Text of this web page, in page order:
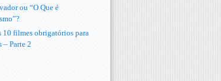
ou “O Que é
10 filmes obrigatórios para
– Parte 2